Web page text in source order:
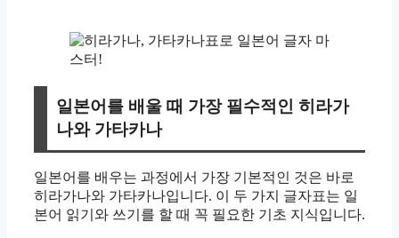
일본어를 배울 때 가장 필수적인 히라가
나와 가타카나
일본어를 배우는 과정에서 가장 기본적인 것은 바로
히라가나와 가타카나입니다. 이 두 가지 글자표는 일
본어 읽기와 쓰기를 할 때 꼭 필요한 기초 지식입니다.